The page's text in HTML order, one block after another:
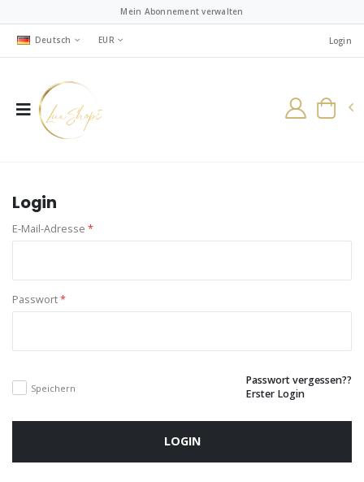
Mein Abonnement verwalten
Deutsch EUR Login
Login
E-Mail-Adresse *
Passwort*
Speichern
Passwort vergessen??
Erster Login
LOGIN